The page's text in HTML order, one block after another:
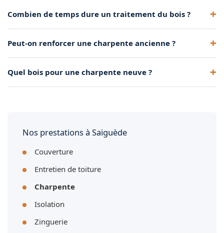
Combien de temps dure un traitement du bois ?
l'exposition et l'humidité de la charpente.
Peut-on renforcer une charpente ancienne ?
abîmées, sans tout remplacer.
Quel bois pour une charpente neuve ?
Nos prestations à Saiguède
Couverture
Entretien de toiture
Charpente
Isolation
Zinguerie